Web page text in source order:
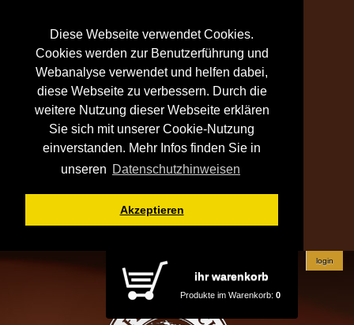
Diese Webseite verwendet Cookies.
Cookies werden zur Benutzerführung und
Webanalyse verwendet und helfen dabei,
diese Webseite zu verbessern. Durch die
weitere Nutzung dieser Webseite erklären
Sie sich mit unserer Cookie-Nutzung
einverstanden. Mehr Infos finden Sie in
unseren Datenschutzhinweisen
Akzeptieren
ihr warenkorb
Produkte im Warenkorb: 0
login